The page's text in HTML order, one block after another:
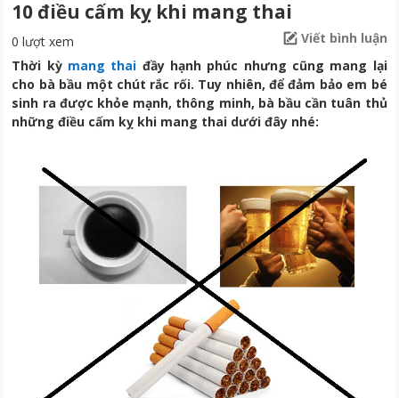
10 điều cấm kỵ khi mang thai
0 lượt xem
Viết bình luận
Thời kỳ mang thai đầy hạnh phúc nhưng cũng mang lại
cho bà bầu một chút rắc rối. Tuy nhiên, để đảm bảo em bé
sinh ra được khỏe mạnh, thông minh, bà bầu cần tuân thủ
những điều cấm kỵ khi mang thai dưới đây nhé: